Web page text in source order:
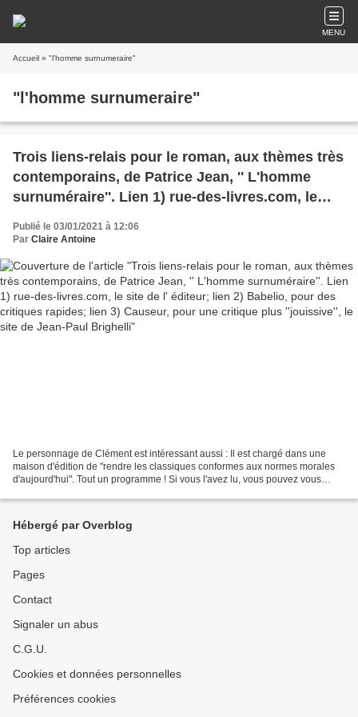
MENU
Accueil » "l'homme surnumeraire"
"l'homme surnumeraire"
Trois liens-relais pour le roman, aux thèmes très
contemporains, de Patrice Jean, '' L'homme
surnuméraire''. Lien 1) rue-des-livres.com, le
site de l' éditeur; lien 2) Babelio, pour des
critiques rapides; lien 3) Causeur, pour une
Brighelli
Publié le 03/01/2021 à 12:06
Par Claire Antoine
Le personnage de Clément est intéressant aussi : Il est chargé dans une
maison d'édition de "rendre les classiques conformes aux normes morales
d'aujourd'hui". Tout un programme ! Si vous l'avez lu, vous pouvez vous
Hébergé par Overblog
Top articles
Pages
Contact
Signaler un abus
C.G.U.
Cookies et données personnelles
Préférences cookies